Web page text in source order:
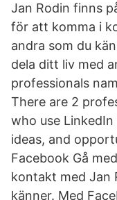
Jan Rodin finns
för att komma i
andra som du
dela ditt liv med
professionals
There are 2
who use
ideas, and
Facebook Gå
kontakt med Jan
känner. Med